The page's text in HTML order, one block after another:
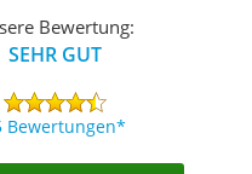
Bewertung:
SEHR GUT
Bewertungen